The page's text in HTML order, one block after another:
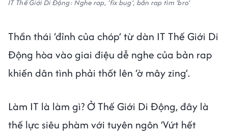
IT Thế Giới Di Động: Nghe rap, ‘fix bug’, bắn rap tìm ‘bro’
Thần thái ‘đỉnh của chóp’ từ dàn IT Thế Giới Di
Động hòa vào giai điệu dễ nghe của bản rap
khiến dân tình phải thốt lên ‘ờ mây zing’.
Làm IT là làm gì? Ở Thế Giới Di Động, đây là
thế lực siêu phàm với tuyên ngôn ‘Vứt hết